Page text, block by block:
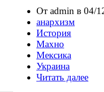
От admin в 04/
анархизм
История
Махно
Мексика
Украина
Читать далее